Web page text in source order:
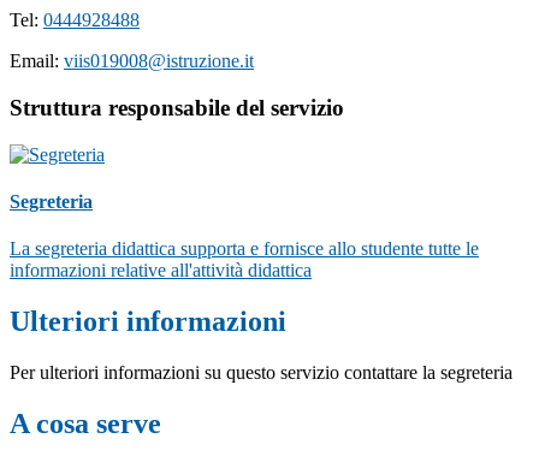
Tel: 0444928488
Email: viis019008@istruzione.it
Struttura responsabile del servizio
Segreteria
La segreteria didattica supporta e fornisce allo studente tutte le
informazioni relative all'attività didattica
Ulteriori informazioni
Per ulteriori informazioni su questo servizio contattare la segreteria
A cosa serve